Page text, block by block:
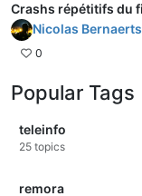
Crashs répétitifs du
Nicolas Bernaerts
0
Popular Tags
teleinfo
25 topics
remora